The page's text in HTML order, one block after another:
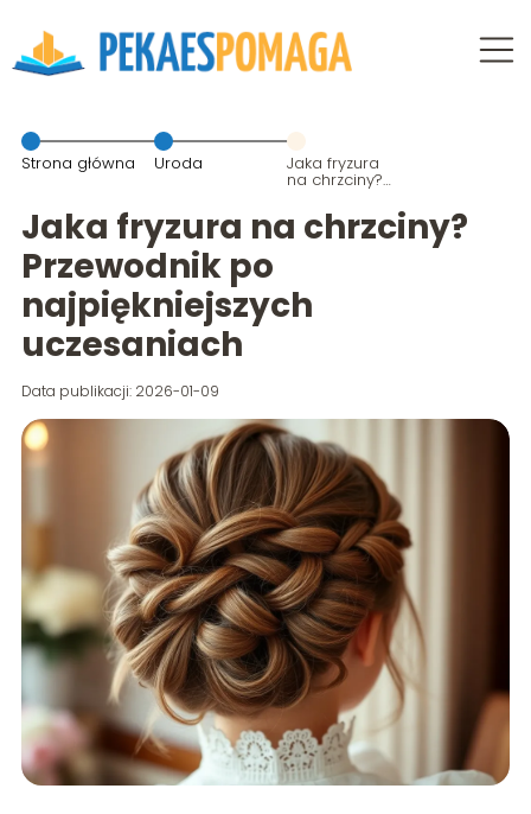
Strona główna Uroda Jaka fryzura
na chrzciny?
najpiękniejszych
uczesaniach
Jaka fryzura na chrzciny?
Przewodnik po
najpiękniejszych
uczesaniach
Data publikacji: 2026-01-09